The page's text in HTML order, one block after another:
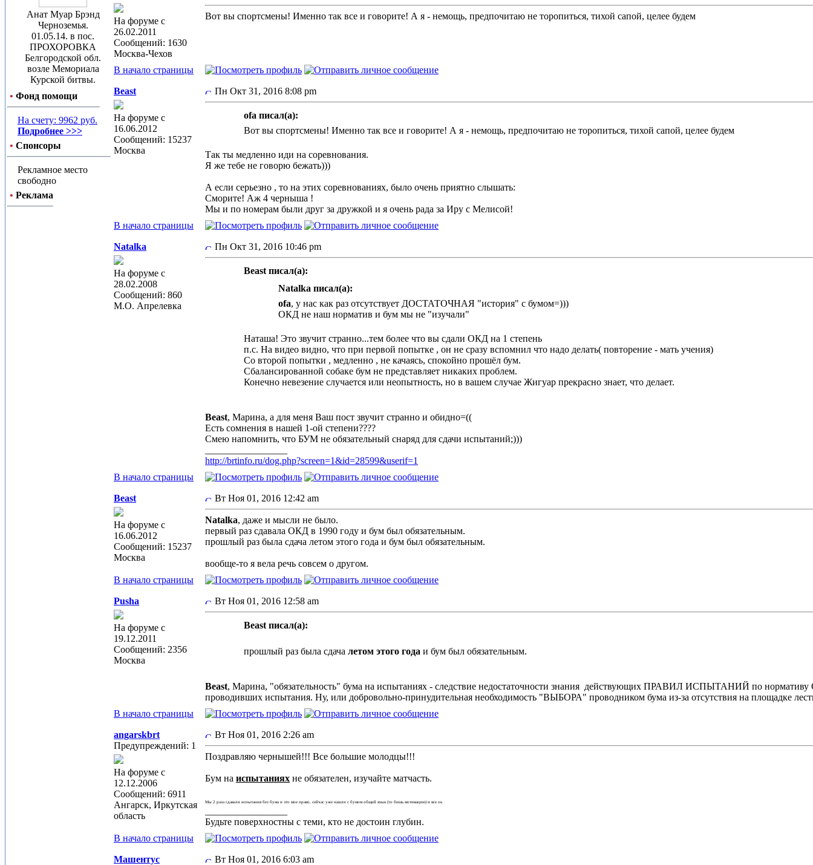
Анат Муар Брэнд
Черноземья.
01.05.14. в пос.
ПРОХОРОВКА
Белгородской обл.
возле Мемориала
Курской битвы.
• Фонд помощи
На счету: 9962 руб.
Подробнее >>>
• Спонсоры
Рекламное место
свободно
• Реклама
На форуме с
26.02.2011
Сообщений: 1630
Москва-Чехов
Вот вы спортсмены! Именно так все и говорите! А я - немощь, предпочитаю не торопиться, тихой сапой, целее будем
В начало страницы
Beast
На форуме с
16.06.2012
Сообщений: 15237
Москва
Пн Окт 31, 2016 8:08 pm
ofa писал(а):
Вот вы спортсмены! Именно так все и говорите! А я - немощь, предпочитаю не торопиться, тихой сапой, целее будем
Так ты медленно иди на соревнования.
Я же тебе не говорю бежать)))
А если серьезно , то на этих соревнованиях, было очень приятно слышать:
Сморите! Аж 4 черныша !
Мы и по номерам были друг за дружкой и я очень рада за Иру с Мелисой!
В начало страницы
Natalka
На форуме с
28.02.2008
Сообщений: 860
М.О. Апрелевка
Пн Окт 31, 2016 10:46 pm
Beast писал(а):
Natalka писал(а):
ofa, у нас как раз отсутствует ДОСТАТОЧНАЯ "история" с бумом=)))
ОКД не наш норматив и бум мы не "изучали"
Наташа! Это звучит странно...тем более что вы сдали ОКД на 1 степень
п.с. На видео видно, что при первой попытке , он не сразу вспомнил что надо делать( повторение - мать учения)
Со второй попытки , медленно , не качаясь, спокойно прошёл бум.
Сбалансированной собаке бум не представляет никаких проблем.
Конечно невезение случается или неопытность, но в вашем случае Жигуар прекрасно знает, что делает.
Beast, Марина, а для меня Ваш пост звучит странно и обидно=((
Есть сомнения в нашей 1-ой степени????
Смею напомнить, что БУМ не обязательный снаряд для сдачи испытаний;)))
http://brtinfo.ru/dog.php?screen=1&id=28599&userif=1
В начало страницы
Beast
На форуме с
16.06.2012
Сообщений: 15237
Москва
Вт Ноя 01, 2016 12:42 am
Natalka, даже и мысли не было.
первый раз сдавала ОКД в 1990 году и бум был обязательным.
прошлый раз была сдача летом этого года и бум был обязательным.
вообще-то я вела речь совсем о другом.
В начало страницы
Pusha
На форуме с
19.12.2011
Сообщений: 2356
Москва
Вт Ноя 01, 2016 12:58 am
Beast писал(а):
прошлый раз была сдача летом этого года и бум был обязательным.
Beast, Марина, "обязательность" бума на испытаниях - следствие недостаточности знания действующих ПРАВИЛ ИСПЫТАНИЙ по
проводивших испытания. Ну, или добровольно-принудительная необходимость "ВЫБОРА" проводником бума из-за отсутствия на площадке
В начало страницы
angarskbrt
Предупреждений: 1
На форуме с
12.12.2006
Сообщений: 6911
Ангарск, Иркутская
область
Вт Ноя 01, 2016 2:26 am
Поздравляю чернышей!!! Все большие молодцы!!!
Бум на испытаниях не обязателен, изучайте матчасть.
Мы 2 раза сдавали испытания без бума и это мое право, сейчас уже нашли с бумом общий язык (то бишь мотивацию) и все ок
Будьте поверхностны с теми, кто не достоин глубин.
В начало страницы
Машентус Вт Ноя 01, 2016 6:03 am